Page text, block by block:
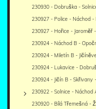
230930 - Dobruška -
230927 - Police - Náchod
230927 - Hořice -
230924 - Náchod B -
230924 - Miletín B -
230924 - Lukavice -
230924 - Jičín B - Skřivany
230922 - Solnice -
230920 - Bílá Třemešná -